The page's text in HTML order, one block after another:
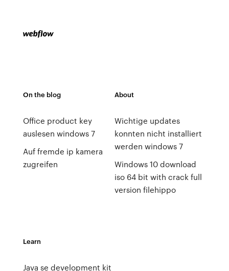
On the blog
Office product key
auslesen windows 7
Auf fremde ip kamera
zugreifen
About
Wichtige updates
konnten nicht installiert
werden windows 7
Windows 10 download
iso 64 bit with crack full
version filehippo
Learn
Java se development kit